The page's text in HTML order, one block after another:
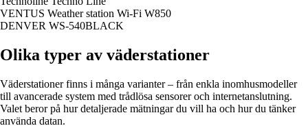
VENTUS Weather station Wi-Fi W850
DENVER WS-540BLACK
Olika typer av väderstationer
Väderstationer finns i många varianter – från enkla inomhusmodeller
till avancerade system med trådlösa sensorer och internetanslutning.
Valet beror på hur detaljerade mätningar du vill ha och hur du tänker
använda datan.